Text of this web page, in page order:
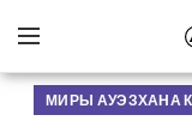
МИРЫ АУЭЗХАНА